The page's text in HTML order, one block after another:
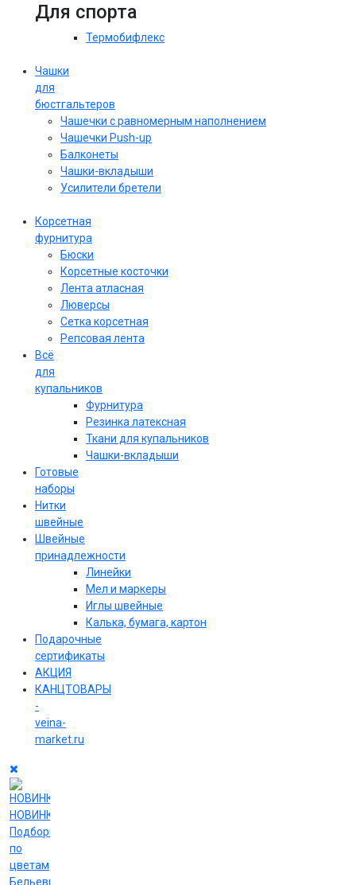
Для спорта
Термобифлекс
Чашки
для
бюстгальтеров
Чашечки с равномерным наполнением
Чашечки Push-up
Балконеты
Чашки-вкладыши
Усилители бретели
Корсетная
фурнитура
Бюски
Корсетные косточки
Лента атласная
Люверсы
Сетка корсетная
Репсовая лента
Всё
для
купальников
Фурнитура
Резинка латексная
Ткани для купальников
Чашки-вкладыши
Готовые
наборы
Нитки
швейные
Швейные
принадлежности
Линейки
Мел и маркеры
Иглы швейные
Калька, бумага, картон
Подарочные
сертификаты
АКЦИЯ
КАНЦТОВАРЫ
-
veina-
market.ru
НОВИНКИ
Подборки
по
цветам
Бельевые